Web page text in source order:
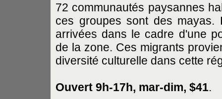
72 communautés paysannes
ces groupes sont des mayas.
arrivées dans le cadre d'une
de la zone. Ces migrants
diversité culturelle dans cette
Ouvert 9h-17h, mar-dim, $41.